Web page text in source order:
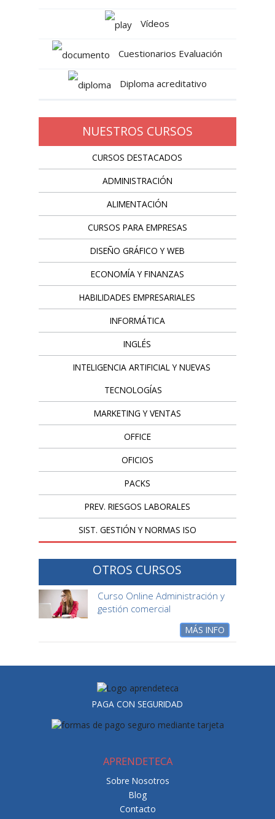
Vídeos
Cuestionarios Evaluación
Diploma acreditativo
NUESTROS CURSOS
CURSOS DESTACADOS
ADMINISTRACIÓN
ALIMENTACIÓN
CURSOS PARA EMPRESAS
DISEÑO GRÁFICO Y WEB
ECONOMÍA Y FINANZAS
HABILIDADES EMPRESARIALES
INFORMÁTICA
INGLÉS
INTELIGENCIA ARTIFICIAL Y NUEVAS
TECNOLOGÍAS
MARKETING Y VENTAS
OFFICE
OFICIOS
PACKS
PREV. RIESGOS LABORALES
SIST. GESTIÓN Y NORMAS ISO
OTROS CURSOS
Curso Online Administración y
gestión comercial
MÁS INFO
PAGA CON SEGURIDAD
APRENDETECA
Sobre Nosotros
Blog
Contacto